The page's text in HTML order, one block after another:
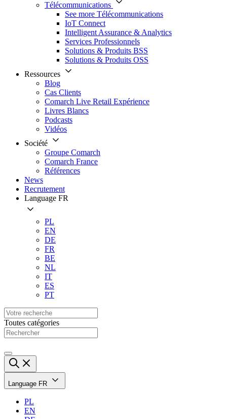
Télécommunications
See more Télécommunications
IoT Connect
Intelligent Assurance & Analytics
Services Professionnels
Solutions & Produits BSS
Solutions & Produits OSS
Ressources
Blog
Cas Clients
Comarch Live Retail Expérience
Livres Blancs
Podcasts
Vidéos
Société
Groupe Comarch
Comarch France
Références
News
Recrutement
Language FR
PL
EN
DE
FR
BE
NL
IT
ES
PT
Toutes catégories
Language FR
PL
EN